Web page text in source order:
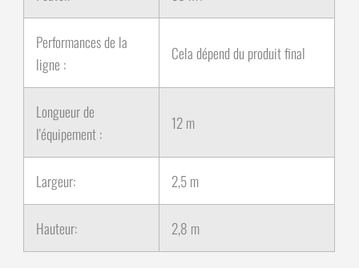
Performances de la
ligne :
Cela dépend du produit final
Longueur de
l'équipement :
12 m
Largeur: 2,5 m
Hauteur: 2,8 m